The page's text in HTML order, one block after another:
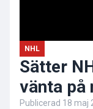
NHL
Sätter
vänta på
Publicerad 18 maj